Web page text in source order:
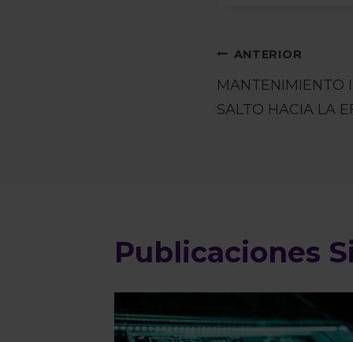
de
ANTERIOR
MANTENIMIENTO
SALTO HACIA LA
Publicaciones